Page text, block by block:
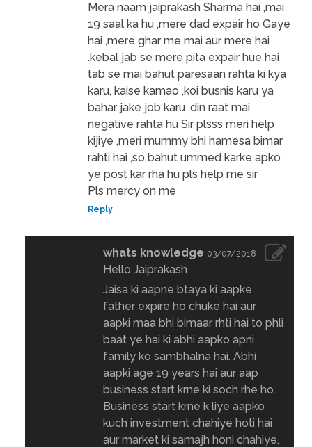
Mera naam jaiprakash Sharma hai ,mai
19 saal ka hu ,mere dad expair ho Gaye
hai ,mere ghar me mai aur mere hai
.kebal jab se mere pita expair hue hai
tab se mai bahut paresaan rahta ki kya
karu, kaise kamao ,koi busnis karu ya
bahar jake job karu ,din raat mai
negative rahta hu Sir plsss meri help
kijiye ,meri mummy bhi hamesa bimar
rahti hai ,so bahut ummed karke apko
ye post kar rha hu pls help me sir
Pls mercy on me
Reply
whats knowledge 03/07/2018
Hello Jaiprakash
Jaisa ki aapne btaya ki aapke
father expire ho chuke hai aur
aapki maa bhi bimaar rhti hai to phli
baat ye hai ki abhi aapko apni
family ko sambhalna hai. Abhi
aapki age 19 years hai aur aap
business start krne ki soch rhe ho.
Business start krne k liye aapko
kuch investment chahiye hoti hai
aur market ki samajh honi chahiye,